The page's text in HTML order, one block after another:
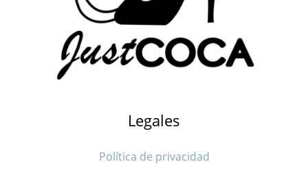
Legales
Política de privacidad